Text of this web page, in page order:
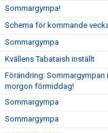
Sommargympa!
Schema för kommande
Sommargympa
Kvällens Tabataish inställt
Förändring:
morgon förmiddag!
Sommargympa
Sommargympa